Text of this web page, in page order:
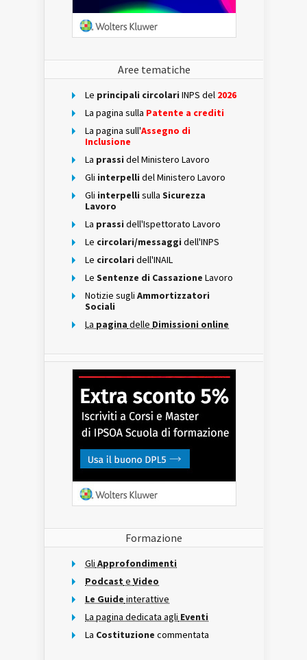
Aree tematiche
Le principali circolari INPS del 2026
La pagina sulla Patente a crediti
La pagina sull'Assegno di
Inclusione
La prassi del Ministero Lavoro
Gli interpelli del Ministero Lavoro
Gli interpelli sulla Sicurezza
Lavoro
La prassi dell'Ispettorato Lavoro
Le circolari/messaggi dell'INPS
Le circolari dell'INAIL
Le Sentenze di Cassazione Lavoro
Notizie sugli Ammortizzatori
Sociali
La pagina delle Dimissioni online
Formazione
Gli Approfondimenti
Podcast e Video
Le Guide interattive
La pagina dedicata agli Eventi
La Costituzione commentata